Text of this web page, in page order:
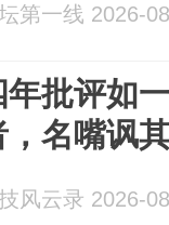
第一线 2026-
年批评如
，名嘴讽
风云录 2026-